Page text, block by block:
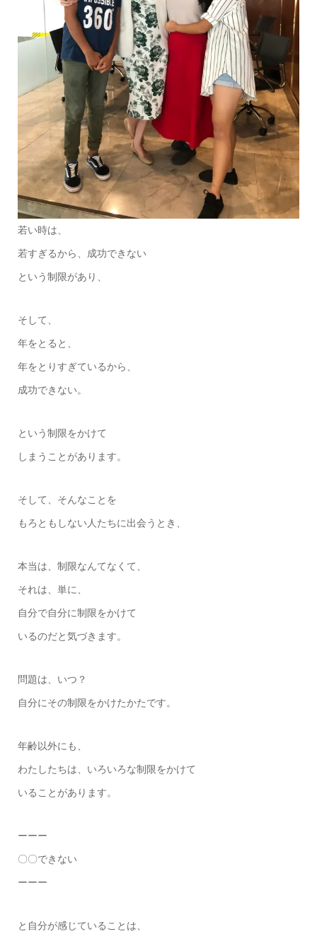
若い時は、
若すぎるから、成功できない
という制限があり、
そして、
年をとると、
年をとりすぎているから、
成功できない。
という制限をかけて
しまうことがあります。
そして、そんなことを
もろともしない人たちに出会うとき、
本当は、制限なんてなくて、
それは、単に、
自分で自分に制限をかけて
いるのだと気づきます。
問題は、いつ？
自分にその制限をかけたかたです。
年齢以外にも、
わたしたちは、いろいろな制限をかけて
いることがあります。
ーーー
〇〇できない
ーーー
と自分が感じていることは、